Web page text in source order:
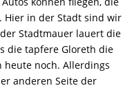
Hier in der Stadt sind wir
Stadtmauer lauert die
die tapfere Gloreth die
heute noch. Allerdings
anderen Seite der